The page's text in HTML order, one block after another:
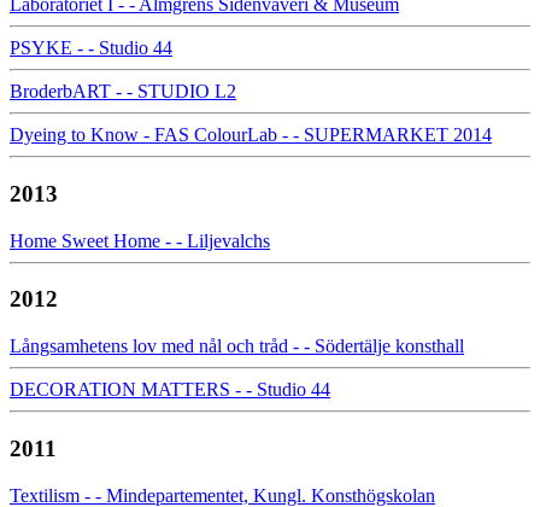
Laboratoriet I - - Almgrens Sidenväveri & Museum
PSYKE - - Studio 44
BroderbART - - STUDIO L2
Dyeing to Know - FAS ColourLab - - SUPERMARKET 2014
2013
Home Sweet Home - - Liljevalchs
2012
Långsamhetens lov med nål och tråd - - Södertälje konsthall
DECORATION MATTERS - - Studio 44
2011
Textilism - - Mindepartementet, Kungl. Konsthögskolan